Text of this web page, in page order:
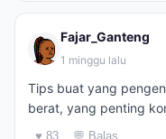
Fajar_Ganteng
1 minggu lalu
Tips buat yang
berat, yang penting
♥ 83 💬 Balas